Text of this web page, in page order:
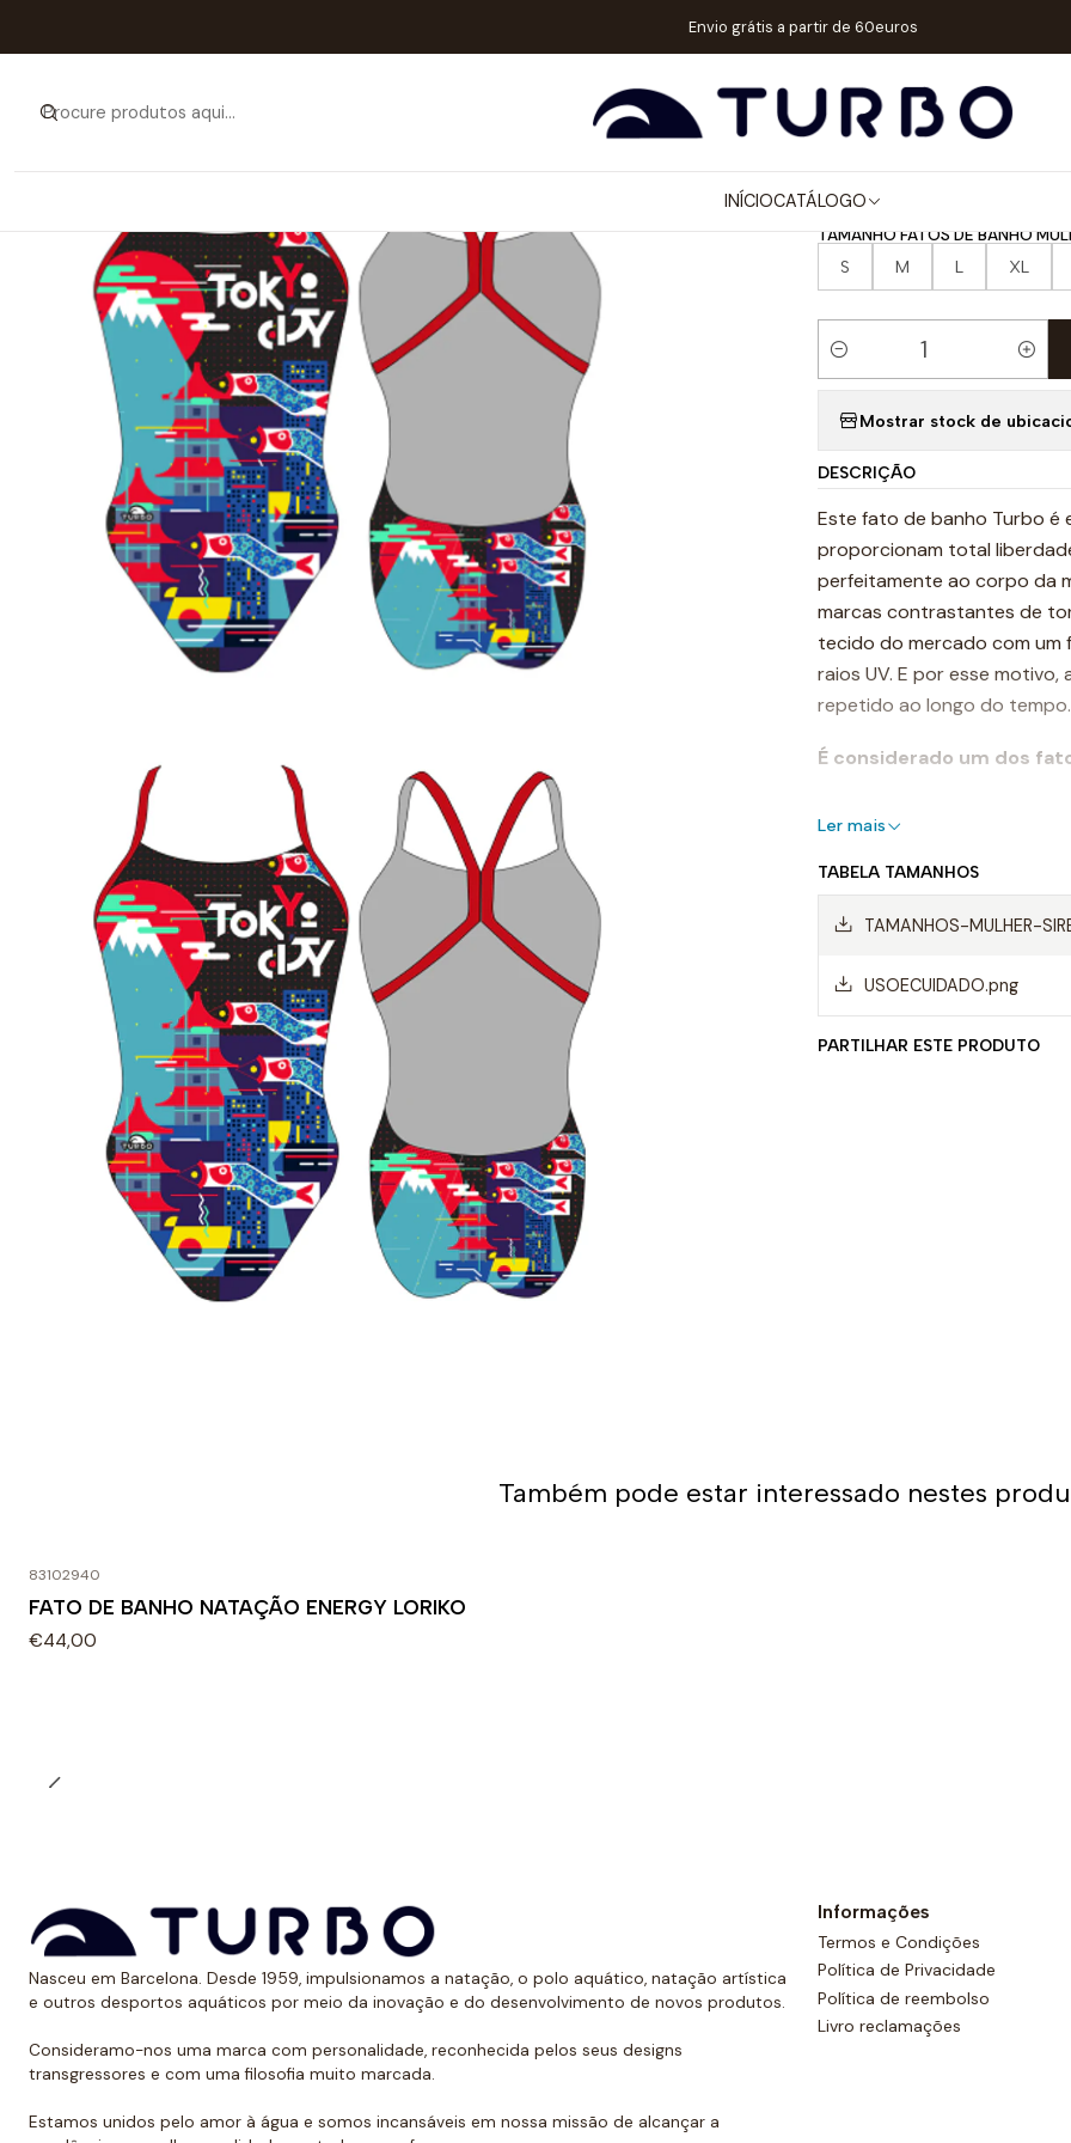
INÍCIOCATÁLOGO
Envio grátis a partir de 60euros
FATOS DE BANHO ALÇA FINA FATO DE BANHO
FATO DE
TOKIO CITY
TAMANHO FATOS DE BANHO
S M L XL
Quantidade
Mostrar stock de
DESCRIÇÃO
Este fato de banho Turbo é
proporcionam total
perfeitamente ao corpo da
marcas contrastantes de
tecido do mercado com um
raios UV. E por esse
repetido ao longo do tempo.
É considerado um dos
- Costuras reforçadas
-Alças finas
- Resistente ao cloro
tamanho maior do que o
Ler mais
TABELA TAMANHOS
TAMANHOS-MULHER-
USOECUIDADO.png
PARTILHAR ESTE PRODUTO
Também pode estar interessado nestes
83102940
FATO DE BANHO NATAÇÃO ENERGY LORIKO
€44,00
Nasceu em Barcelona. Desde 1959, impulsionamos a natação, o polo aquático, natação artística
e outros desportos aquáticos por meio da inovação e do desenvolvimento de novos produtos.
Consideramo-nos uma marca com personalidade, reconhecida pelos seus designs
transgressores e com uma filosofia muito marcada.
Estamos unidos pelo amor à água e somos incansáveis em nossa missão de alcançar a
Informações
Termos e Condições
Política de Privacidade
Política de reembolso
Livro reclamações